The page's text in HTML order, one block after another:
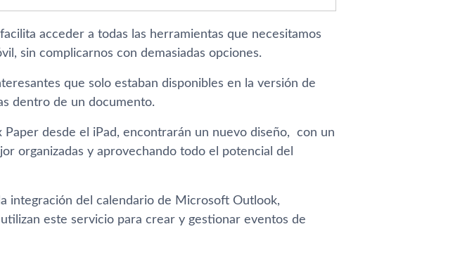
acceder a todas las herramientas que necesitamos
sin complicarnos con demasiadas opciones.
que solo estaban disponibles en la versión de
dentro de un documento.
desde el iPad, encontrarán un nuevo diseño, con un
organizadas y aprovechando todo el potencial del
integración del calendario de Microsoft Outlook,
este servicio para crear y gestionar eventos de